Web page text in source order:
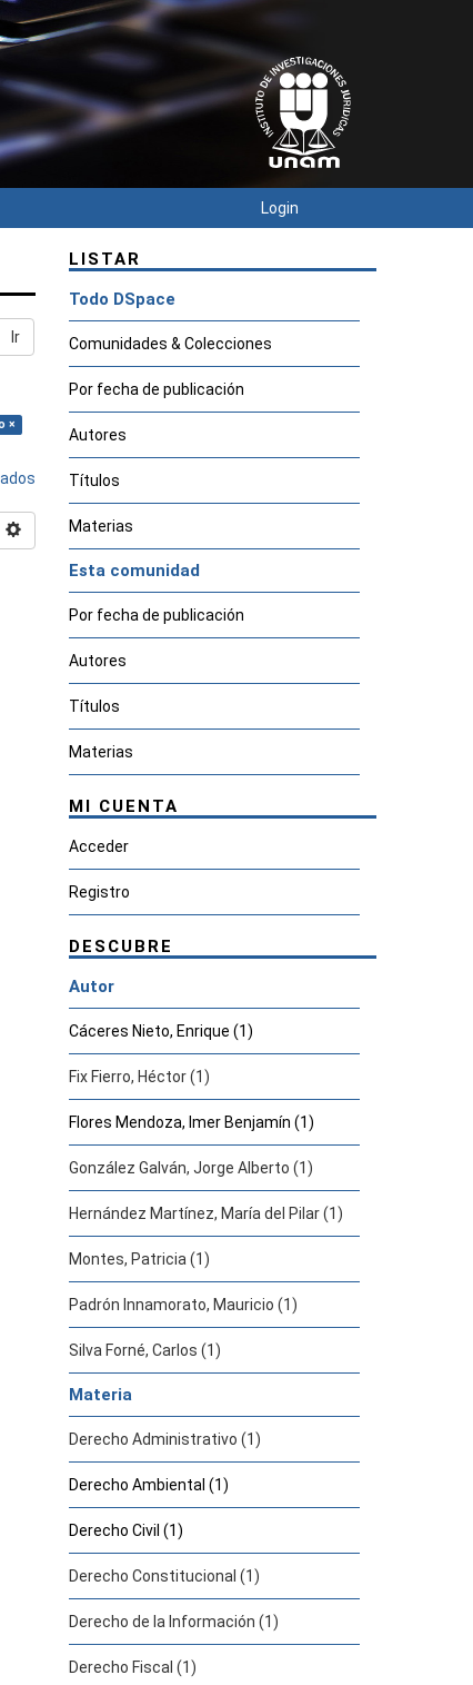
Login
Ir
×
LISTAR
Todo DSpace
Comunidades & Colecciones
Por fecha de publicación
Autores
Títulos
Materias
Esta comunidad
Por fecha de publicación
Autores
Títulos
Materias
MI CUENTA
Acceder
Registro
DESCUBRE
Autor
Cáceres Nieto, Enrique (1)
Fix Fierro, Héctor (1)
Flores Mendoza, Imer Benjamín (1)
González Galván, Jorge Alberto (1)
Hernández Martínez, María del Pilar (1)
Montes, Patricia (1)
Padrón Innamorato, Mauricio (1)
Silva Forné, Carlos (1)
Materia
Derecho Administrativo (1)
Derecho Ambiental (1)
Derecho Civil (1)
Derecho Constitucional (1)
Derecho de la Información (1)
Derecho Fiscal (1)